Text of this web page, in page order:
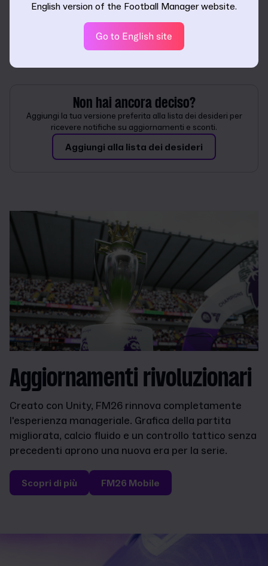
Non hai ancora deciso?
Aggiungi la tua versione preferita alla lista dei desideri per
ricevere notifiche su aggiornamenti e sconti.
Aggiungi alla lista dei desideri
Aggiornamenti rivoluzionari
Creato con Unity, FM26 rinnova completamente
l'esperienza manageriale. Grafica della partita
migliorata, calcio fluido e un controllo tattico senza
precedenti aprono una nuova era per la serie.
Scopri di più FM26 Mobile
English version of the Football Manager website.
Go to English site